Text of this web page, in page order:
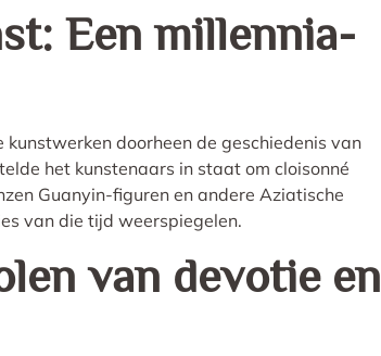
Een millennia-
doorheen de geschiedenis van
het kunstenaars in staat om cloisonné
Guanyin-figuren en andere Aziatische
van die tijd weerspiegelen.
van devotie en